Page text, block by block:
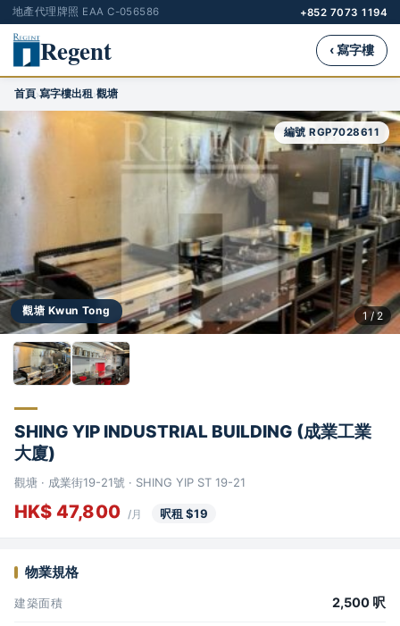
地產代理牌照 EAA C-056586 +852 7073 1194
Regent ‹ 寫字樓
首頁›寫字樓出租›觀塘
觀塘 Kwun Tong
編號 RGP7028611
1 / 2
SHING YIP INDUSTRIAL BUILDING (成業工業
大廈)
觀塘 · 成業街19-21號 · SHING YIP ST 19-21
HK$ 47,800 /月 呎租 $19
物業規格
建築面積 2,500 呎